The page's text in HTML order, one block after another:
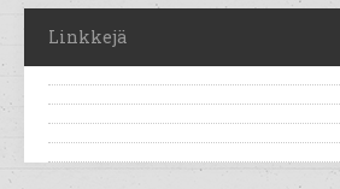
Linkkejä